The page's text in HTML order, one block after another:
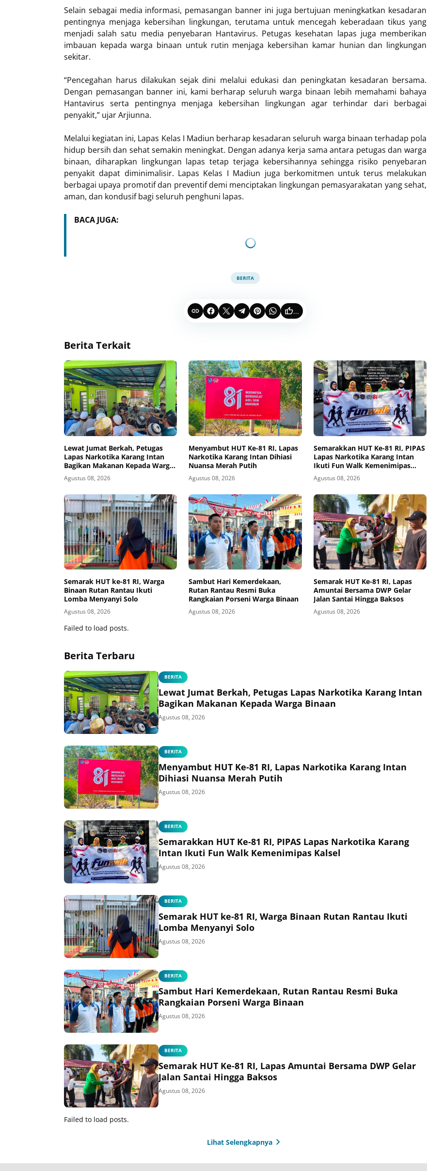
Selain sebagai media informasi, pemasangan banner ini juga bertujuan meningkatkan kesadaran
pentingnya menjaga kebersihan lingkungan, terutama untuk mencegah keberadaan tikus yang
menjadi salah satu media penyebaran Hantavirus. Petugas kesehatan lapas juga memberikan
imbauan kepada warga binaan untuk rutin menjaga kebersihan kamar hunian dan lingkungan
sekitar.
“Pencegahan harus dilakukan sejak dini melalui edukasi dan peningkatan kesadaran bersama.
Dengan pemasangan banner ini, kami berharap seluruh warga binaan lebih memahami bahaya
Hantavirus serta pentingnya menjaga kebersihan lingkungan agar terhindar dari berbagai
penyakit,” ujar Arjiunna.
Melalui kegiatan ini, Lapas Kelas I Madiun berharap kesadaran seluruh warga binaan terhadap pola
hidup bersih dan sehat semakin meningkat. Dengan adanya kerja sama antara petugas dan warga
binaan, diharapkan lingkungan lapas tetap terjaga kebersihannya sehingga risiko penyebaran
penyakit dapat diminimalisir. Lapas Kelas I Madiun juga berkomitmen untuk terus melakukan
berbagai upaya promotif dan preventif demi menciptakan lingkungan pemasyarakatan yang sehat,
aman, dan kondusif bagi seluruh penghuni lapas.
BACA JUGA:
BERITA
...
Berita Terkait
Lewat Jumat Berkah, Petugas
Lapas Narkotika Karang Intan
Bagikan Makanan Kepada Warga
Binaan
Agustus 08, 2026
Menyambut HUT Ke-81 RI, Lapas
Narkotika Karang Intan Dihiasi
Nuansa Merah Putih
Agustus 08, 2026
Semarakkan HUT Ke-81 RI, PIPAS
Lapas Narkotika Karang Intan
Ikuti Fun Walk Kemenimipas
Kalsel
Agustus 08, 2026
Semarak HUT ke-81 RI, Warga
Binaan Rutan Rantau Ikuti
Lomba Menyanyi Solo
Agustus 08, 2026
Sambut Hari Kemerdekaan,
Rutan Rantau Resmi Buka
Rangkaian Porseni Warga Binaan
Agustus 08, 2026
Semarak HUT Ke-81 RI, Lapas
Amuntai Bersama DWP Gelar
Jalan Santai Hingga Baksos
Agustus 08, 2026
Failed to load posts.
Berita Terbaru
BERITA
Lewat Jumat Berkah, Petugas Lapas Narkotika Karang Intan
Bagikan Makanan Kepada Warga Binaan
Agustus 08, 2026
BERITA
Menyambut HUT Ke-81 RI, Lapas Narkotika Karang Intan
Dihiasi Nuansa Merah Putih
Agustus 08, 2026
BERITA
Semarakkan HUT Ke-81 RI, PIPAS Lapas Narkotika Karang
Intan Ikuti Fun Walk Kemenimipas Kalsel
Agustus 08, 2026
BERITA
Semarak HUT ke-81 RI, Warga Binaan Rutan Rantau Ikuti
Lomba Menyanyi Solo
Agustus 08, 2026
BERITA
Sambut Hari Kemerdekaan, Rutan Rantau Resmi Buka
Rangkaian Porseni Warga Binaan
Agustus 08, 2026
BERITA
Semarak HUT Ke-81 RI, Lapas Amuntai Bersama DWP Gelar
Jalan Santai Hingga Baksos
Agustus 08, 2026
Failed to load posts.
Lihat Selengkapnya